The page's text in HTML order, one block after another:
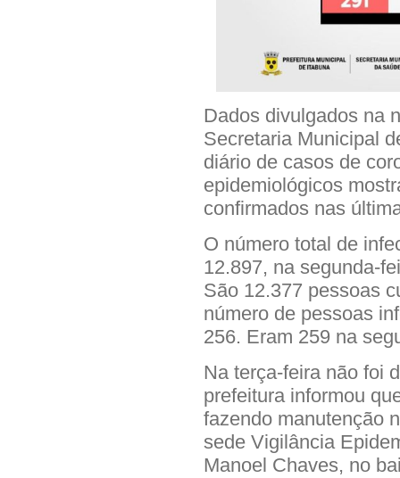
Dados divulgados na
Secretaria Municipal
diário de casos de
epidemiológicos
confirmados nas
O número total de
12.897, na segunda-
São 12.377 pessoas
número de pessoas
256. Eram 259 na
Na terça-feira não foi
prefeitura informou
fazendo manutenção
sede Vigilância
Manoel Chaves, no